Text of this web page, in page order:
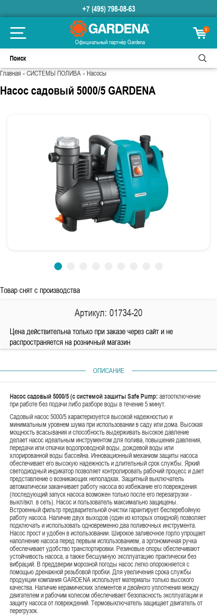
+7 (495) 798-08-63
Официальный партнёр Gardena
0
Главная-СИСТЕМЫ ПОЛИВА-Насосы
Насос садовый 5000/5 GARDENA
Товар снят с производства
Артикул: 01734-20
Цена действительна только при заказе через сайт и не
распространяется на розничный магазин
ОПИСАНИЕ
Насос садовый 5000/5 (с системой защиты Safe Pump: автоотключение
при работе без подачи либо разборе воды в течение 5 минут.
Садовый насос 5000/5 характеризуется высокой надежностью и
минимальным уровнем шума при использовании в саду или дома. Высокая
мощность всасывания и способность выдерживать высокое давление
делает насос идеальным инструментом для полива, повышения давления,
передачи или откачки водопроводной воды, дождевой воды или
хлорированной воды бассейна. Инновационный механизм защиты насоса
обеспечивает его высокую надежность и длительный срок службы. Яркий
светодиодный индикатор позволяет контролировать рабочий процесс и дает
представление о возникающих неполадках. Защитный выключатель
автоматически заканчивает работу насоса во избежание его повреждения
(последующий запуск насоса возможен только после его перезагрузки -
выкл/вкл. в сеть). Насос и пользователь максимально защищены.
Встроенный фильтр предварительной очистки гарантирует бесперебойную
работу насоса. Наличие двух выходов (один из которых откидной) позволяет
подключать и использовать одновременно два поливочных инструмента.
Насос прост и удобен в использовании. Широкое заливочное горло упрощает
наполнение насоса перед первым использованием, а эргономичная ручка
обеспечивает удобство транспортировки. Резиновые опоры обеспечивают
устойчивость насоса, а также бесшумную эксплуатацию практически без
вибраций. В преддверии морозной погоды насос легко опорожняется с
помощью дренажной резьбовой пробки. Для увеличения срока службы
продукции компания GARDENA использует материалы только высокого
качества. Наличие керамических элементов и двойного уплотнения между
двигателем и рабочим колесом обеспечивает безопасность эксплуатации и
защиту насоса от повреждений. Термовыключатель защищает двигатель от
перегрузок.